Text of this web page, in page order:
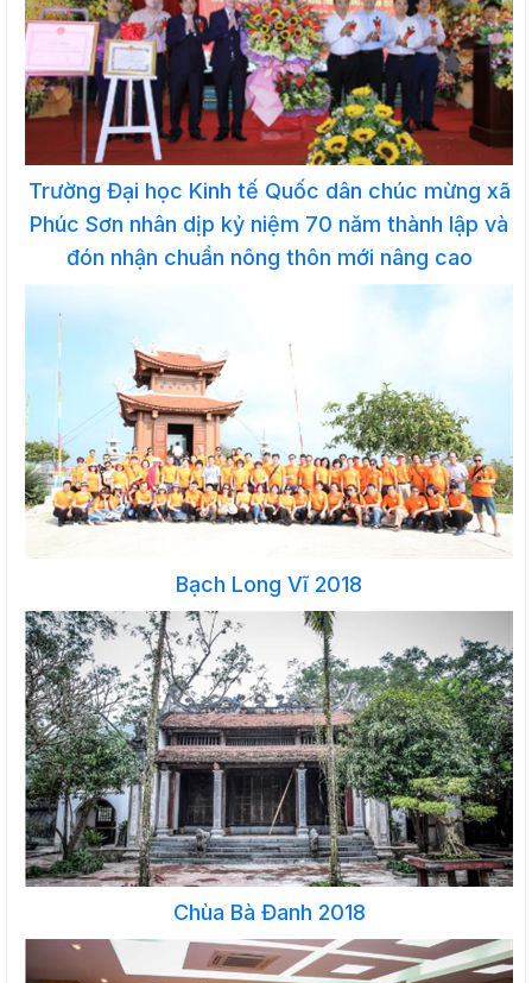
Trường Đại học Kinh tế Quốc dân chúc mừng xã
Phúc Sơn nhân dịp kỷ niệm 70 năm thành lập và
đón nhận chuẩn nông thôn mới nâng cao
Bạch Long Vĩ 2018
Chùa Bà Đanh 2018